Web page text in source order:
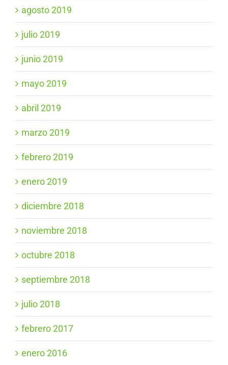
agosto 2019
julio 2019
junio 2019
mayo 2019
abril 2019
marzo 2019
febrero 2019
enero 2019
diciembre 2018
noviembre 2018
octubre 2018
septiembre 2018
julio 2018
febrero 2017
enero 2016